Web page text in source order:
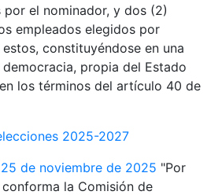
el nominador, y dos (2)
empleados elegidos por
constituyéndose en una
propia del Estado
los términos del artículo 40 de
2025-2027
de noviembre de 2025 "Por
la Comisión de